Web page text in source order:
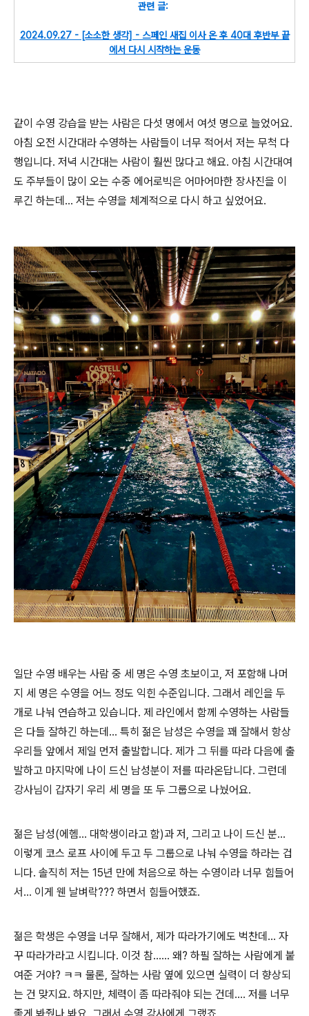
관련 글:
2024.09.27 - [소소한 생각] - 스페인 새집 이사 온 후 40대 후반부 끝
에서 다시 시작하는 운동
같이 수영 강습을 받는 사람은 다섯 명에서 여섯 명으로 늘었어요.
아침 오전 시간대라 수영하는 사람들이 너무 적어서 저는 무척 다
행입니다. 저녁 시간대는 사람이 훨씬 많다고 해요. 아침 시간대여
도 주부들이 많이 오는 수중 에어로빅은 어마어마한 장사진을 이
루긴 하는데... 저는 수영을 체계적으로 다시 하고 싶었어요.
일단 수영 배우는 사람 중 세 명은 수영 초보이고, 저 포함해 나머
지 세 명은 수영을 어느 정도 익힌 수준입니다. 그래서 레인을 두
개로 나눠 연습하고 있습니다. 제 라인에서 함께 수영하는 사람들
은 다들 잘하긴 하는데... 특히 젊은 남성은 수영을 꽤 잘해서 항상
우리들 앞에서 제일 먼저 출발합니다. 제가 그 뒤를 따라 다음에 출
발하고 마지막에 나이 드신 남성분이 저를 따라온답니다. 그런데
강사님이 갑자기 우리 세 명을 또 두 그룹으로 나눴어요.
젊은 남성(에헴... 대학생이라고 함)과 저, 그리고 나이 드신 분...
이렇게 코스 로프 사이에 두고 두 그룹으로 나눠 수영을 하라는 겁
니다. 솔직히 저는 15년 만에 처음으로 하는 수영이라 너무 힘들어
서... 이게 웬 날벼락??? 하면서 힘들어했죠.
젊은 학생은 수영을 너무 잘해서, 제가 따라가기에도 벅찬데... 자
꾸 따라가라고 시킵니다. 이것 참...... 왜? 하필 잘하는 사람에게 붙
여준 거야? ㅋㅋ 물론, 잘하는 사람 옆에 있으면 실력이 더 향상되
는 건 맞지요. 하지만, 체력이 좀 따라줘야 되는 건데.... 저를 너무